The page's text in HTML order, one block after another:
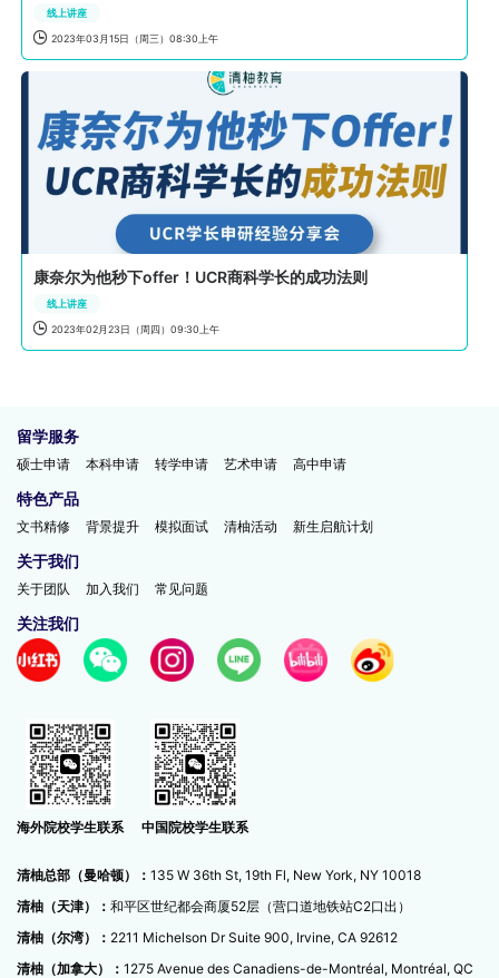
线上讲座
 2023年03月15日（周三）08:30上午
康奈尔为他秒下offer！UCR商科学长的成功法则
线上讲座
 2023年02月23日（周四）09:30上午
留学服务
硕士申请 本科申请 转学申请 艺术申请 高中申请
特色产品
文书精修 背景提升 模拟面试 清柚活动 新生启航计划
关于我们
关于团队 加入我们 常见问题
关注我们
海外院校学生联系 中国院校学生联系
清柚总部（曼哈顿）： 135 W 36th St, 19th Fl, New York, NY 10018
清柚（天津）： 和平区世纪都会商厦52层（营口道地铁站C2口出）
清柚（尔湾）： 2211 Michelson Dr Suite 900, Irvine, CA 92612
清柚（加拿大）： 1275 Avenue des Canadiens-de-Montréal, Montréal, QC